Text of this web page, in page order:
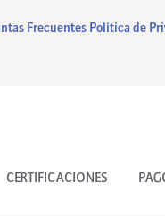
Frecuentes Política de
CERTIFICACIONES